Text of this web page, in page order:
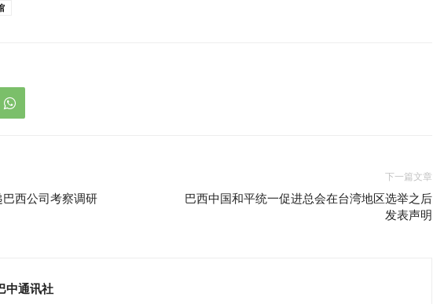
西公司考察调研
下一篇文章
巴西中国和平统一促进总会在台湾地区选举之后
发表声明
中通讯社